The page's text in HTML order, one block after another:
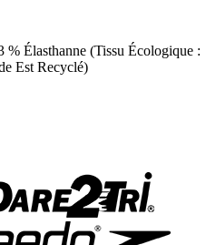
% Élasthanne (Tissu Écologique :
Est Recyclé)